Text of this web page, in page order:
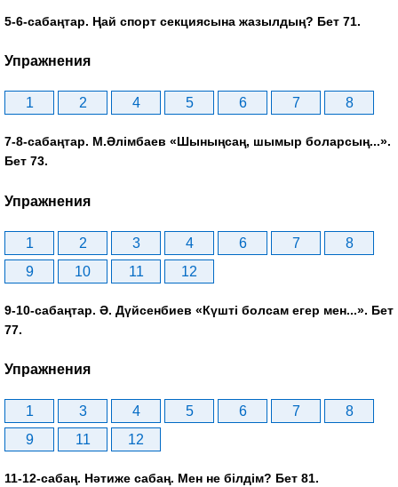
5-6-сабаңтар. Ңай спорт секциясына жазылдың? Бет 71.
Упражнения
1 2 4 5 6 7 8
7-8-сабаңтар. М.Әлімбаев «Шыныңсаң, шымыр боларсың...».
Бет 73.
Упражнения
1 2 3 4 6 7
8
9
10 11 12
9-10-сабаңтар. Ә. Дүйсенбиев «Күшті болсам егер мен...». Бет
77.
Упражнения
1 3 4 5 6 7
8
9
11 12
11-12-сабаң. Нәтиже сабаң. Мен не білдім? Бет 81.